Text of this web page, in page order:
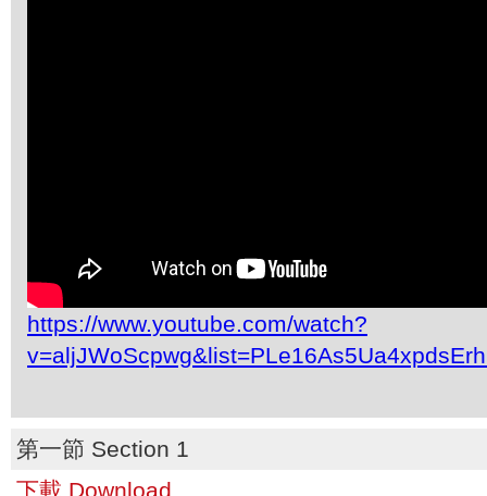
https://www.youtube.com/watch?
第一節 Section 1
下載 Download